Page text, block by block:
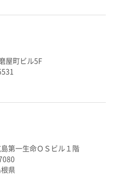
屋町ビル5F
第一生命ＯＳビル１階
県